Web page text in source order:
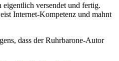
eigentlich versendet und fertig.
Internet-Kompetenz und mahnt
dass der Ruhrbarone-Autor